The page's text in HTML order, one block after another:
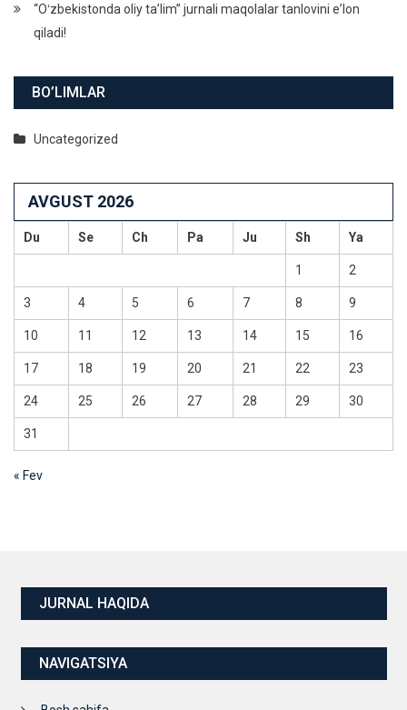
“Oʻzbekistonda oliy taʼlim” jurnali maqolalar tanlovini eʼlon
qiladi!
BO’LIMLAR
Uncategorized
AVGUST 2026
Du Se Ch Pa Ju Sh Ya
1 2
3 4 5 6 7 8 9
10 11 12 13 14 15 16
17 18 19 20 21 22 23
24 25 26 27 28 29 30
31
« Fev
JURNAL HAQIDA
NAVIGATSIYA